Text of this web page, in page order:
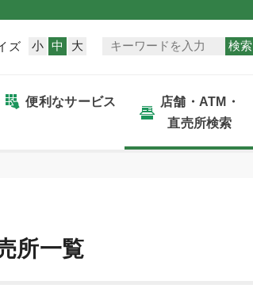
ズ 小 中 大 検索
便利なサービス
店舗・ATM・
直売所検索
所一覧